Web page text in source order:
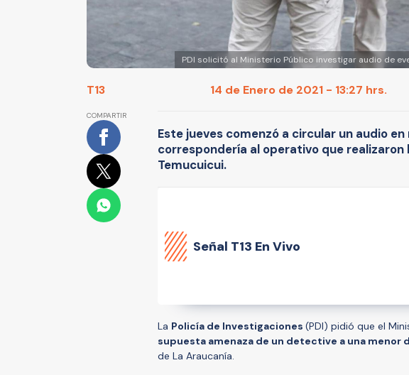
PDI solicitó al Ministerio Público investigar audio de
T13 14 de Enero de 2021 - 13:27 hrs.
COMPARTIR
Este jueves comenzó a circular un audio
correspondería al operativo que
Temucuicui.
Señal T13 En Vivo
La Policía de Investigaciones (PDI) pidió que el
supuesta amenaza de un detective a una menor
de La Araucanía.